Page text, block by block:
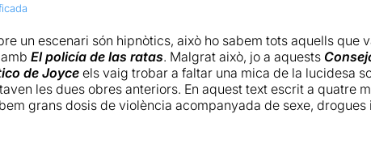
a passar amb algunes substancies, sortim una mica
sobre els personatges i una petita sensació de que
durant l'espectacle en les paraules de Bolaño, tant
comparar-los!
un escenari són hipnòtics, això ho sabem tots aquells que
El policía de las ratas. Malgrat això, jo a aquests
de Joyceels vaig trobar a faltar una mica de la lucidesa
les dues obres anteriors. En aquest text escrit a quatre
grans dosis de violència acompanyada de sexe, drogues
per a adaptar al teatre. En qualsevol cas, l'excel·lent feina